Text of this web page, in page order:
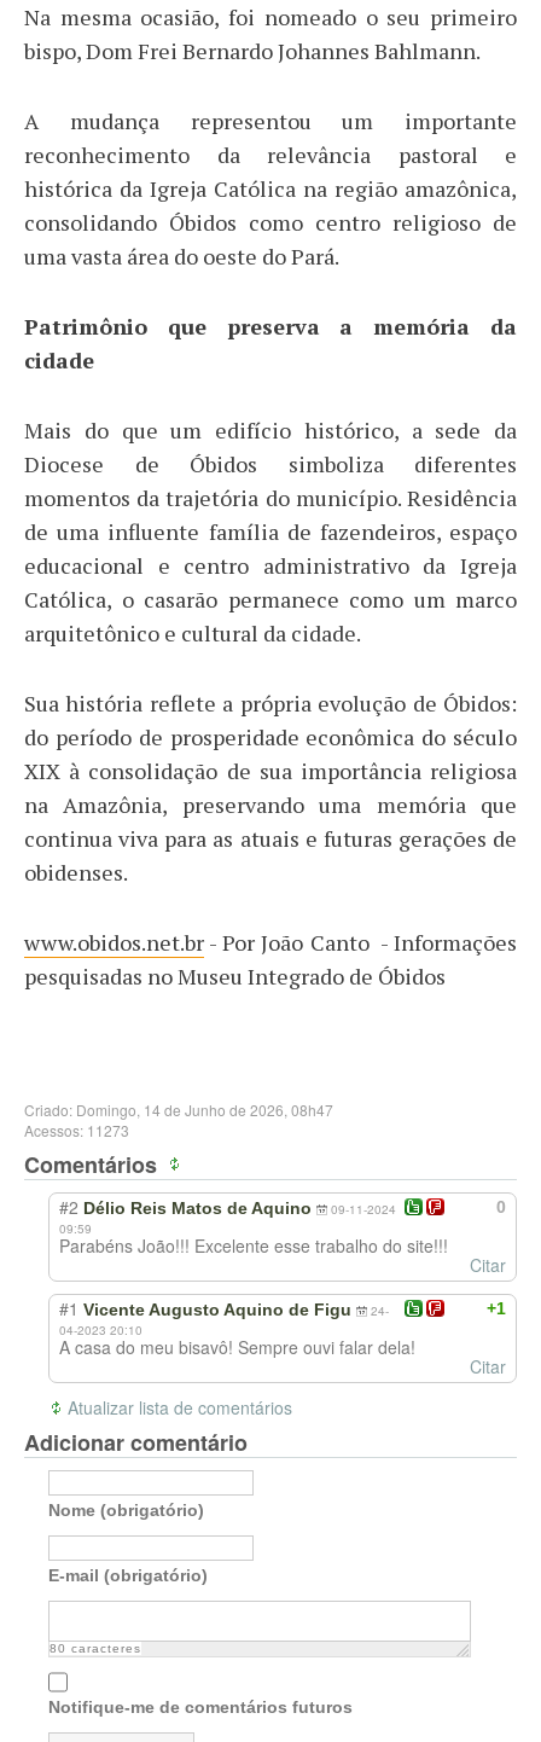
Na mesma ocasião, foi nomeado o seu primeiro
bispo, Dom Frei Bernardo Johannes Bahlmann.
A mudança representou um importante
reconhecimento da relevância pastoral e
histórica da Igreja Católica na região amazônica,
consolidando Óbidos como centro religioso de
uma vasta área do oeste do Pará.
Patrimônio que preserva a memória da
cidade
Mais do que um edifício histórico, a sede da
Diocese de Óbidos simboliza diferentes
momentos da trajetória do município. Residência
de uma influente família de fazendeiros, espaço
educacional e centro administrativo da Igreja
Católica, o casarão permanece como um marco
arquitetônico e cultural da cidade.
Sua história reflete a própria evolução de Óbidos:
do período de prosperidade econômica do século
XIX à consolidação de sua importância religiosa
na Amazônia, preservando uma memória que
continua viva para as atuais e futuras gerações de
obidenses.
www.obidos.net.br - Por João Canto - Informações
pesquisadas no Museu Integrado de Óbidos
Criado: Domingo, 14 de Junho de 2026, 08h47
Acessos: 11273
Comentários
0
#2 Délio Reis Matos de Aquino
09-11-2024
09:59
Parabéns João!!! Excelente esse trabalho do site!!!
Citar
+1
#1 Vicente Augusto Aquino de Figu
24-
04-2023 20:10
A casa do meu bisavô! Sempre ouvi falar dela!
Citar
Atualizar lista de comentários
Adicionar comentário
Nome (obrigatório)
E-mail (obrigatório)
80 caracteres
Notifique-me de comentários futuros